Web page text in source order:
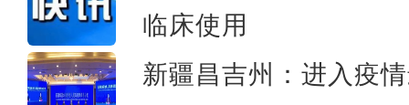
临床使用
新疆昌吉州：进入疫